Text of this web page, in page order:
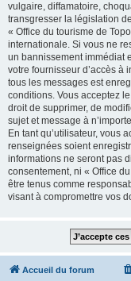
vulgaire, diffamatoire,
transgresser la législation
« Office du tourisme de
internationale. Si vous ne
un bannissement immédiat
votre fournisseur d’accès à
tous les messages est
conditions. Vous acceptez
droit de supprimer, de
sujet et message à
En tant qu’utilisateur, vous
renseignées soient
informations ne seront pas
consentement, ni « Office
être tenus comme
visant à compromettre vos
Accueil du forum